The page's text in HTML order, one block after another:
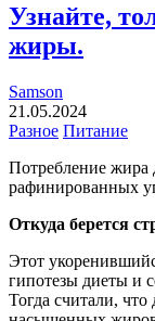
Узнайте,
жиры.
Samson
21.05.2024
Разное Питание
Потребление жира
рафинированных
Откуда берется
Этот
гипотезы диеты и
Тогда считали,